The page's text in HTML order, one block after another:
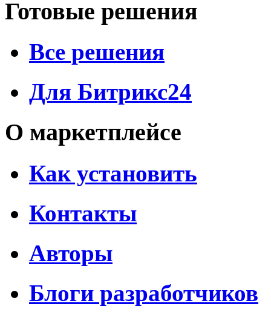
Готовые решения
Все решения
Для Битрикс24
О маркетплейсе
Как установить
Контакты
Авторы
Блоги разработчиков